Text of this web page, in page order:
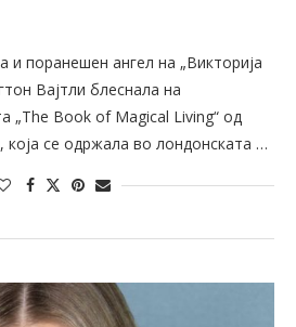
и поранешен ангел на „Викторија
Вајтли блеснала на
„The Book of Magical Living“ од
која се одржала во лондонската …